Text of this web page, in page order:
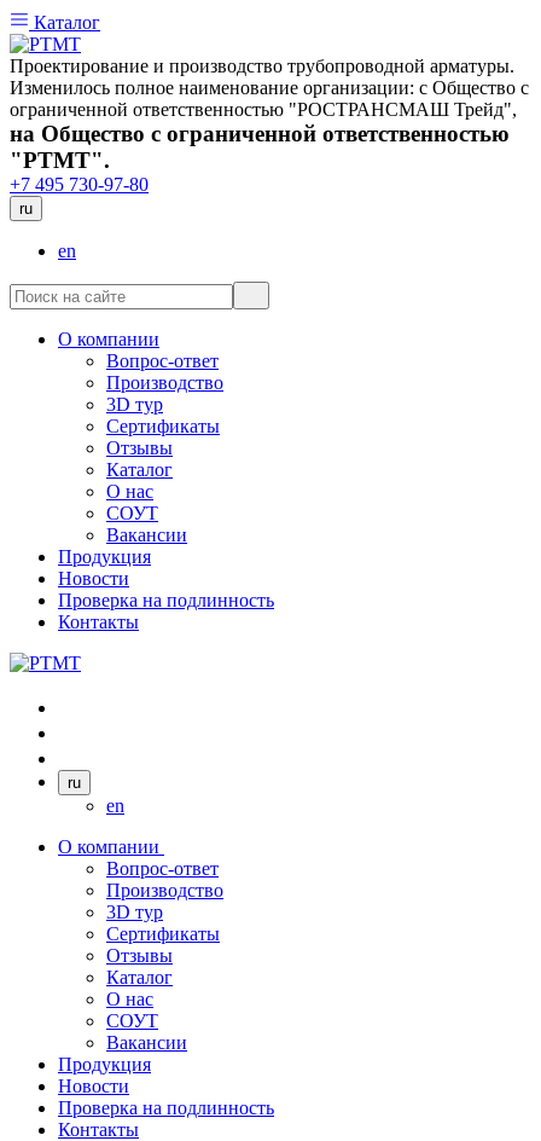
Каталог
Проектирование и производство трубопроводной арматуры.
Изменилось полное наименование организации: с Общество с
ограниченной ответственностью "РОСТРАНСМАШ Трейд",
на Общество с ограниченной ответственностью
"РТМТ".
+7 495 730-97-80
ru
en
О компании
Вопрос-ответ
Производство
3D тур
Сертификаты
Отзывы
Каталог
О нас
СОУТ
Вакансии
Продукция
Новости
Проверка на подлинность
Контакты
ru
en
О компании
Вопрос-ответ
Производство
3D тур
Сертификаты
Отзывы
Каталог
О нас
СОУТ
Вакансии
Продукция
Новости
Проверка на подлинность
Контакты